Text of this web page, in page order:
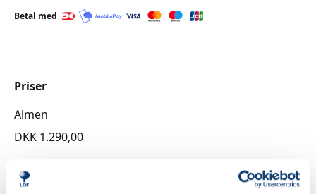
Betal med
Priser
Almen
DKK 1.290,00
Info